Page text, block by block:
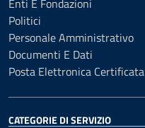
Enti E Fondazioni
Politici
Personale Amministrativo
Documenti E Dati
Posta Elettronica Certificata
CATEGORIE DI SERVIZIO